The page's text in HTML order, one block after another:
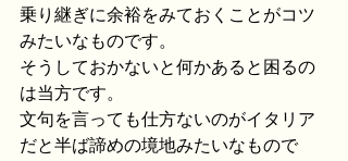
乗り継ぎに余裕をみておくことがコツ
みたいなものです。
そうしておかないと何かあると困るの
は当方です。
文句を言っても仕方ないのがイタリア
だと半ば諦めの境地みたいなもので